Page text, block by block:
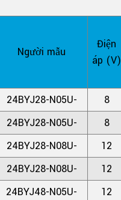
Người mẫu
Điện
áp (V)
24BYJ28-N05U-
8
24BYJ28-N05U-
8
24BYJ28-N08U-
12
24BYJ28-N08U-
12
24BYJ48-N05U-
12